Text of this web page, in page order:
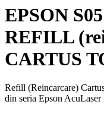
EPSON
REFILL
CARTUS
Refill (Reincarcare)
din seria Epson AcuLaser